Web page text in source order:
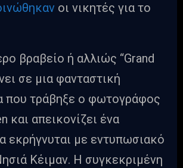
οι νικητές για το
βραβείο ή αλλιώς “Grand
σε μια φανταστική
που τράβηξε ο φωτογράφος
και απεικονίζει ένα
εκρήγνυται με εντυπωσιακό
Κέιμαν. Η συγκεκριμένη